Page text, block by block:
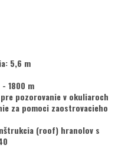
5,6 m
1800 m
pozorovanie v okuliaroch
za pomoci zaostrovacieho
(roof) hranolov s